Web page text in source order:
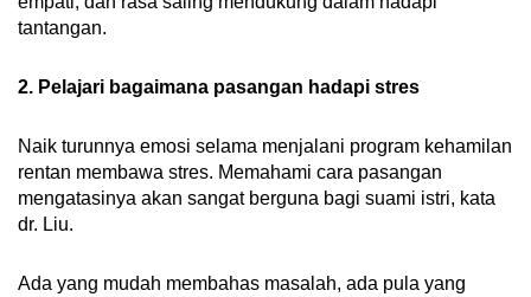
Pada tahun 2022, setelah siklus IVF ketiga,
Mereka mengelola halaman Instagram
perempuan lain yang sulit memperoleh
momongan.
tantangan.
2. Pelajari bagaimana pasangan hadapi stres
Naik turunnya emosi selama menjalani program kehamilan
rentan membawa stres. Memahami cara pasangan
mengatasinya akan sangat berguna bagi suami istri, kata
dr. Liu.
Ada yang mudah membahas masalah, ada pula yang